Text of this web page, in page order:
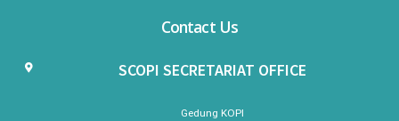
Contact Us
SCOPI SECRETARIAT OFFICE
Gedung KOPI